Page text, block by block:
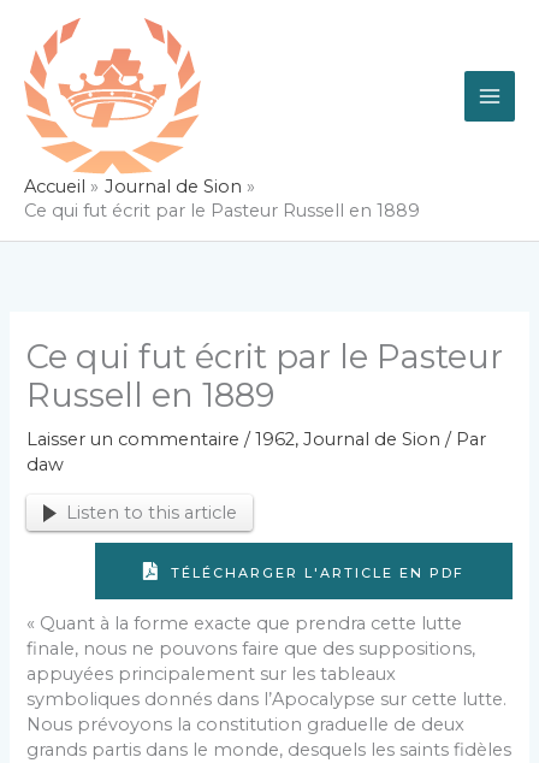
contenu
Accueil
Journal de Sion
Ce qui fut écrit par le Pasteur Russell en 1889
Ce qui fut écrit par le Pasteur
Russell en 1889
Laisser un commentaire /1962,Journal de Sion / Par
daw
Listen to this article
TÉLÉCHARGER L'ARTICLE EN PDF
« Quant à la forme exacte que prendra cette lutte
finale, nous ne pouvons faire que des suppositions,
appuyées principalement sur les tableaux
symboliques donnés dans l’Apocalypse sur cette lutte.
Nous prévoyons la constitution graduelle de deux
grands partis dans le monde, desquels les saints fidèles